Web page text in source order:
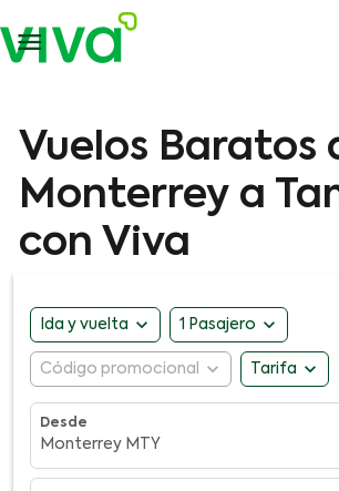

Vuelos Baratos
Monterrey a
con Viva
Ida y vuelta expand_more 1 Pasajero expand_more
Código promocional expand_more Tarifa expand_more
Desde
Monterrey MTY